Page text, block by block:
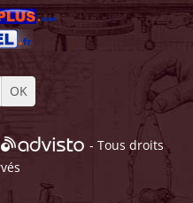
- Tous droits